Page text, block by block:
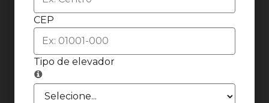
CEP
Tipo de elevador